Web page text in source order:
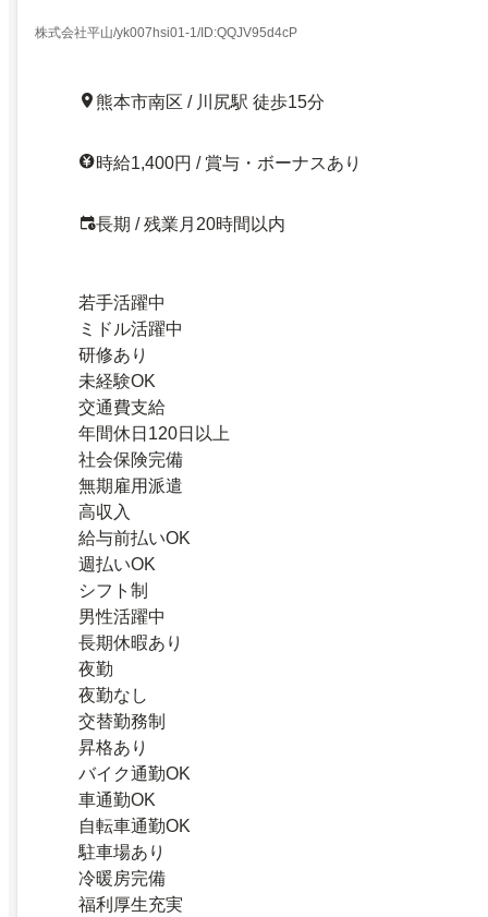
株式会社平山/yk007hsi01-1/ID:QQJV95d4cP
熊本市南区 / 川尻駅 徒歩15分
時給1,400円 / 賞与・ボーナスあり
長期 / 残業月20時間以内
若手活躍中
ミドル活躍中
研修あり
未経験OK
交通費支給
年間休日120日以上
社会保険完備
無期雇用派遣
高収入
給与前払いOK
週払いOK
シフト制
男性活躍中
長期休暇あり
夜勤
夜勤なし
交替勤務制
昇格あり
バイク通勤OK
車通勤OK
自転車通勤OK
駐車場あり
冷暖房完備
福利厚生充実